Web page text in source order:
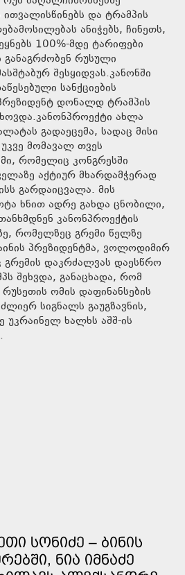
ითვალისწინებს და ტრამპის
ანიჭებს, ჩინეთს,
100%-მდე ტარიფები
განაგრძობენ რუსული
შესყიდვას.კანონში
სანქციების
დონალდ ტრამპის
ახლა
გადაეცემა, სადაც მისი
მომავალ თვეს
რომელიც კონგრესში
აქტიურ მხარდამჭერად
გარდაიცვალა. მის
ხნით ადრე გახდა ცნობილი,
კანონპროექტის
რომელზეც გრემი წელზე
პრეზიდენტმა, ვოლოდიმირ
დაკრძალვას დაესწრო
შეხვდა, განაცხადა, რომ
ომის დაფინანსების
სიგნალს გაუგზავნის,
ხალხს აშშ-ის
ᲡᲝᲜᲘᲫᲔ – ᲑᲘᲜᲘᲡ
ᲜᲘᲐ ᲘᲛᲜᲐᲫᲔ